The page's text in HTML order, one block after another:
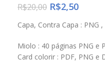
R$20,00 R$2,50
Capa, Contra Capa : PNG ,
Miolo : 40 páginas PNG e
Card colorir : PDF, PNG e